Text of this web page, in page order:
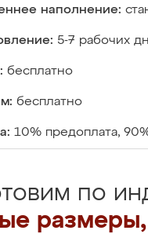
наполнение:
5-7 рабочих
бесплатно
бесплатно
10% предоплата,
по
размеры,